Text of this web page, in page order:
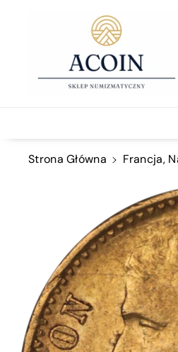
Strona Główna Francja,